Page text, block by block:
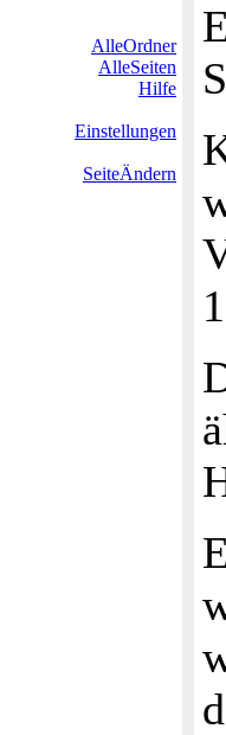
AlleOrdner
AlleSeiten
Hilfe
Einstellungen
SeiteÄndern